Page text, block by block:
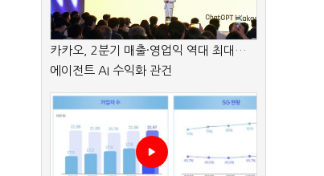
카카오, 2분기 매출·영업익 역대 최대…
에이전트 AI 수익화 관건